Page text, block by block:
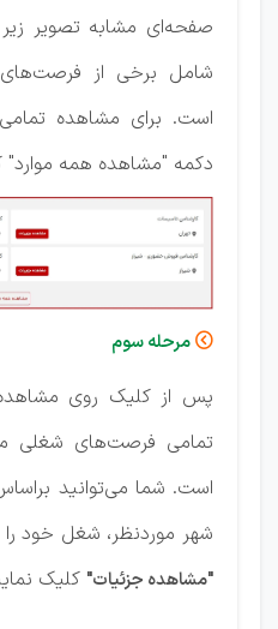
صفحه‌ای مشابه تصویر
شامل برخی از
است. برای مشاهده
دکمه "مشاهده همه موارد"
 مرحله سوم
پس از کلیک روی مشاهده
تمامی فرصت‌های شغلی
است. شما می‌توانید
شهر موردنظر، شغل خود
"مشاهده جزئیات" کلیک